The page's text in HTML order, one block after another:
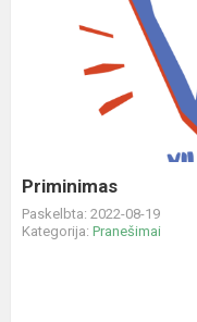
Priminimas
Paskelbta: 2022-08-19
Kategorija: Pranešimai